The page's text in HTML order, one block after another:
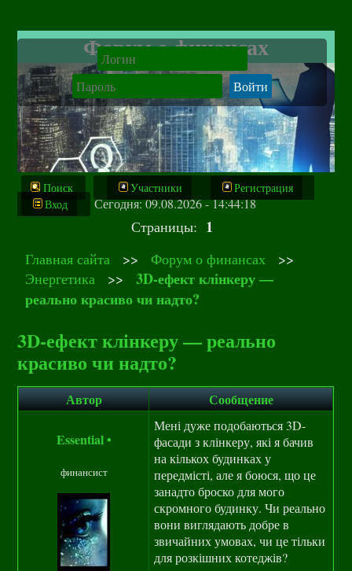
Форум о финансах
Поиск Участники
Регистрация
Вход
Сегодня: 09.08.2026 - 14:44:18
Страницы: 1
Главная сайта >>Форум о финансах
>>
Энергетика
>>3D‑ефект клінкеру —
реально красиво чи надто?
3D‑ефект клінкеру — реально
красиво чи надто?
Автор Сообщение
Essential•
финансист
Мені дуже подобаються 3D-
фасади з клінкеру, які я бачив
на кількох будинках у
передмісті, але я боюся, що це
занадто броско для мого
скромного будинку. Чи реально
вони виглядають добре в
звичайних умовах, чи це тільки
для розкішних котеджів?